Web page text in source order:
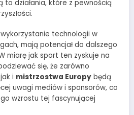
działania, które z pewnością
technologii w
mają potencjał do dalszego
miarę jak sport ten zyskuje na
się, że zarówno
i mistrzostwa Europy będą
uwagi mediów i sponsorów, co
wzrostu tej fascynującej